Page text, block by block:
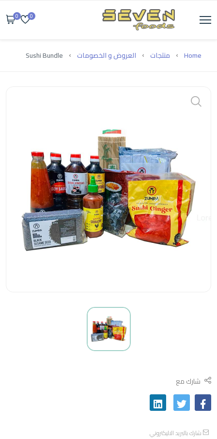
0
0
Home منتجات العروض و الخصومات Sushi Bundle
شارك مع
شارك بالبريد الاليكتروني